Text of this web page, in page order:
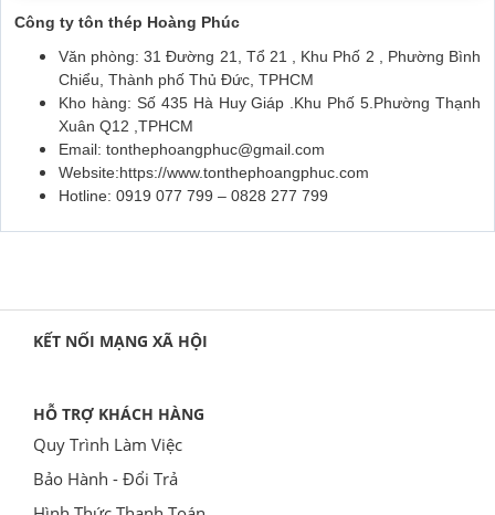
Công ty tôn thép Hoàng Phúc
Văn phòng: 31 Đường 21, Tổ 21 , Khu Phố 2 , Phường Bình
Chiểu, Thành phố Thủ Đức, TPHCM
Kho hàng: Số 435 Hà Huy Giáp .Khu Phố 5.Phường Thạnh
Xuân Q12 ,TPHCM
Email: tonthephoangphuc@gmail.com
Website:https://www.tonthephoangphuc.com
Hotline: 0919 077 799 – 0828 277 799
KẾT NỐI MẠNG XÃ HỘI
HỖ TRỢ KHÁCH HÀNG
Quy Trình Làm Việc
Bảo Hành - Đổi Trả